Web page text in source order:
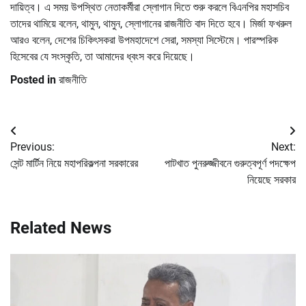
দায়িত্ব। এ সময় উপস্থিত নেতাকর্মীরা স্লোগান দিতে শুরু করলে বিএনপির মহাসচিব
তাদের থামিয়ে বলেন, থামুন, থামুন, স্লোগানের রাজনীতি বাদ দিতে হবে। মির্জা ফখরুল
আরও বলেন, দেশের চিকিৎসকরা উপমহাদেশে সেরা, সমস্যা সিস্টেমে। পারস্পরিক
হিসেবের যে সংস্কৃতি, তা আমাদের ধ্বংস করে দিয়েছে।
Posted in রাজনীতি
Post
navigation
Previous:
সেন্ট মার্টিন নিয়ে মহাপরিকল্পনা সরকারের
Next:
পাটখাত পুনরুজ্জীবনে গুরুত্বপূর্ণ পদক্ষেপ
নিয়েছে সরকার
Related News